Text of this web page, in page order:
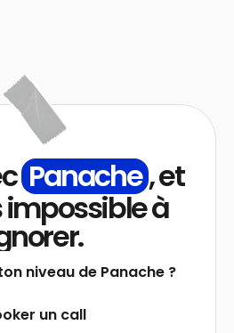
Panache, et
à
niveau de Panache ?
un call